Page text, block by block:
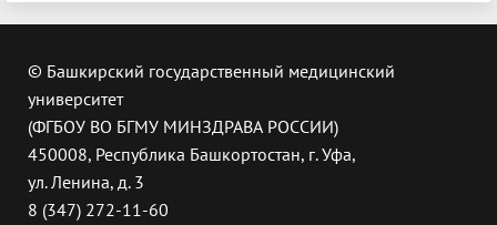
© Башкирский государственный медицинский
университет
(ФГБОУ ВО БГМУ МИНЗДРАВА РОССИИ)
450008, Республика Башкортостан, г. Уфа,
ул. Ленина, д. 3
8 (347) 272-11-60